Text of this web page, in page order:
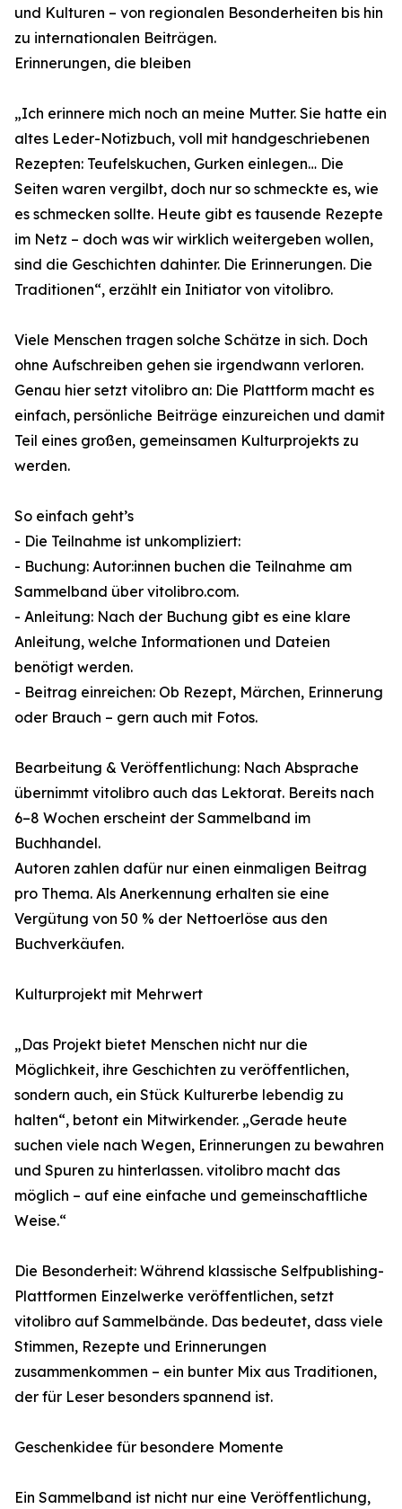
und Kulturen – von regionalen Besonderheiten bis hin
zu internationalen Beiträgen.
Erinnerungen, die bleiben
„Ich erinnere mich noch an meine Mutter. Sie hatte ein
altes Leder-Notizbuch, voll mit handgeschriebenen
Rezepten: Teufelskuchen, Gurken einlegen… Die
Seiten waren vergilbt, doch nur so schmeckte es, wie
es schmecken sollte. Heute gibt es tausende Rezepte
im Netz – doch was wir wirklich weitergeben wollen,
sind die Geschichten dahinter. Die Erinnerungen. Die
Traditionen“, erzählt ein Initiator von vitolibro.
Viele Menschen tragen solche Schätze in sich. Doch
ohne Aufschreiben gehen sie irgendwann verloren.
Genau hier setzt vitolibro an: Die Plattform macht es
einfach, persönliche Beiträge einzureichen und damit
Teil eines großen, gemeinsamen Kulturprojekts zu
werden.
So einfach geht’s
- Die Teilnahme ist unkompliziert:
- Buchung: Autor:innen buchen die Teilnahme am
Sammelband über vitolibro.com.
- Anleitung: Nach der Buchung gibt es eine klare
Anleitung, welche Informationen und Dateien
benötigt werden.
- Beitrag einreichen: Ob Rezept, Märchen, Erinnerung
oder Brauch – gern auch mit Fotos.
Bearbeitung & Veröffentlichung: Nach Absprache
übernimmt vitolibro auch das Lektorat. Bereits nach
6–8 Wochen erscheint der Sammelband im
Buchhandel.
Autoren zahlen dafür nur einen einmaligen Beitrag
pro Thema. Als Anerkennung erhalten sie eine
Vergütung von 50 % der Nettoerlöse aus den
Buchverkäufen.
Kulturprojekt mit Mehrwert
„Das Projekt bietet Menschen nicht nur die
Möglichkeit, ihre Geschichten zu veröffentlichen,
sondern auch, ein Stück Kulturerbe lebendig zu
halten“, betont ein Mitwirkender. „Gerade heute
suchen viele nach Wegen, Erinnerungen zu bewahren
und Spuren zu hinterlassen. vitolibro macht das
möglich – auf eine einfache und gemeinschaftliche
Weise.“
Die Besonderheit: Während klassische Selfpublishing-
Plattformen Einzelwerke veröffentlichen, setzt
vitolibro auf Sammelbände. Das bedeutet, dass viele
Stimmen, Rezepte und Erinnerungen
zusammenkommen – ein bunter Mix aus Traditionen,
der für Leser besonders spannend ist.
Geschenkidee für besondere Momente
Ein Sammelband ist nicht nur eine Veröffentlichung,